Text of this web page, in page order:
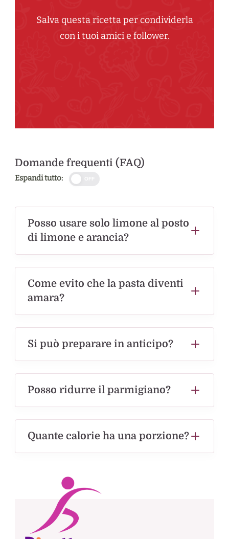
Salva questa ricetta per condividerla
con i tuoi amici e follower.
Domande frequenti (FAQ)
Espandi tutto:
Posso usare solo limone al posto
di limone e arancia?
Come evito che la pasta diventi
amara?
Si può preparare in anticipo?
Posso ridurre il parmigiano?
Quante calorie ha una porzione?